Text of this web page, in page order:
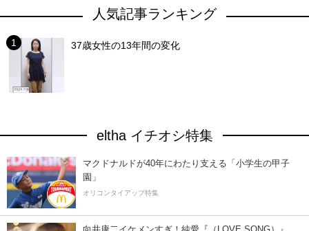
人気記事ランキング
37歳女性の13年間の変化
eltha イチオシ特集
マクドナルドが40年にわたり支える「小学生の甲子
園」
オリコンタイアップ特集